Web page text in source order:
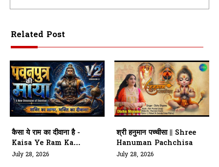
Related Post
कैसा ये राम का दीवाना है -
Kaisa Ye Ram Ka
Diwana Hey
July 28, 2026
श्री हनुमान पच्चीसा || Shree
Hanuman Pachchisa
July 28, 2026